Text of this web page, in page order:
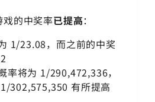
戏的中奖率已提高：
1/23.08，而之前的中奖
率将为 1/290,472,336，
302,575,350 有所提高